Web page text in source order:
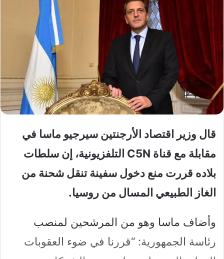
قال وزير اقتصاد الأرجنتين سيرجيو ماسا في
مقابلة مع قناة C5N التلفزيونية، إن سلطات
بلاده قررت منع دخول سفينة تنقل شحنة من
الغاز الطبيعي المسال من روسيا.
وأضاف ماسا وهو من المرشحين لمنصب
رئاسة الجمهورية: “قررنا في ضوء العقوبات